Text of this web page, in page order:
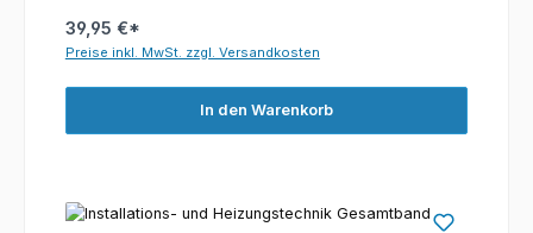
39,95 €*
Preise inkl. MwSt. zzgl. Versandkosten
In den Warenkorb